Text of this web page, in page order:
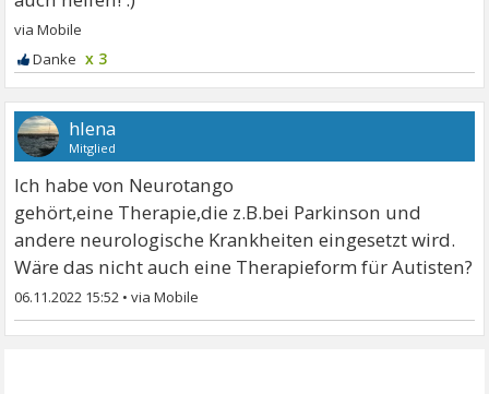
x 3
hlena
Mitglied
Ich habe von Neurotango
gehört,eine Therapie,die z.B.bei Parkinson und
andere neurologische Krankheiten eingesetzt wird.
Wäre das nicht auch eine Therapieform für Autisten?
06.11.2022 15:52 •